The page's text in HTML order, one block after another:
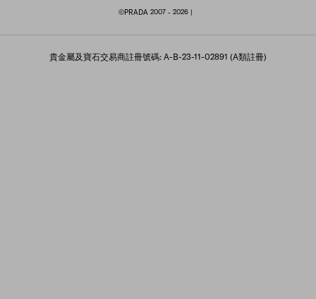
網站地圖
©PRADA 2007 - 2026 |
貴金屬及寶石交易商註冊號碼: A-B-23-11-02891 (A類註冊)